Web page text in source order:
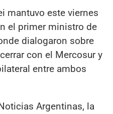
mantuvo este viernes
el primer ministro de
dialogaron sobre
con el Mercosur y
entre ambos
Argentinas, la